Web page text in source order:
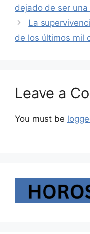
dejado de ser
La
de los últimos mil
Leave a
You must be